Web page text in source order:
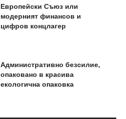
Европейски Съюз или
модерният финансов и
цифров концлагер
Административно безсилие,
опаковано в красива
екологична опаковка